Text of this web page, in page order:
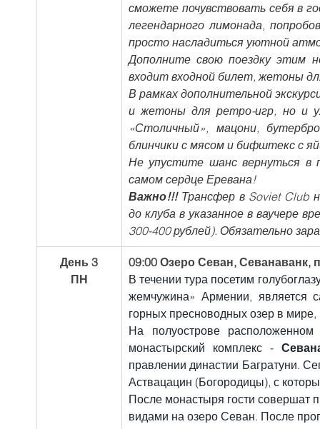
сможете почувствовать себя в
легендарного лимонада,
просто насладиться уютной
Дополните свою поездку этим
входит входной билет, жетоны
В рамках дополнительной
и жетоны для ретро-игр, но и
«Столичный», мацони,
блинчики с мясом и бифштекс с
Не упустите шанс вернуться в
самом сердце Еревана!
Важно!!! Трансфер в Soviet Club
до клуба в указанное в ваучере
300-400 рублей). Обязательно
День 3
ПН
09:00 Озеро Севан, Севанаванк,
В течении тура посетим
жемчужина» Армении, является
горных пресноводных озер в
На полуострове
монастырский комплекс -
правлении династии Багратуни.
Аствацацин (Богородицы), с
После монастыря гости совершат
видами на озеро Севан. После